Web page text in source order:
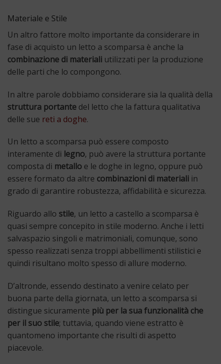
Materiale e Stile
Un altro fattore molto importante da considerare in
fase di acquisto un letto a scomparsa è anche la
combinazione di materiali utilizzati per la produzione
delle parti che lo compongono.
In altre parole dobbiamo considerare sia la qualità della
struttura portante del letto che la fattura qualitativa
delle sue reti a doghe.
Un letto a scomparsa può essere composto
interamente di legno, può avere la struttura portante
composta di metallo e le doghe in legno, oppure può
essere formato da altre combinazioni di materiali in
grado di garantire robustezza, affidabilità e sicurezza.
Riguardo allo stile, un letto a castello a scomparsa è
quasi sempre concepito in stile moderno. Anche i letti
salvaspazio singoli e matrimoniali, comunque, sono
spesso realizzati senza troppi abbellimenti stilistici e
quindi risultano molto spesso di allure moderno.
D’altronde, essendo destinato a venire celato per
buona parte della giornata, un letto a scomparsa si
distingue sicuramente più per la sua funzionalità che
per il suo stile; tuttavia, quando viene estratto è
quantomeno importante che risulti di aspetto
piacevole.